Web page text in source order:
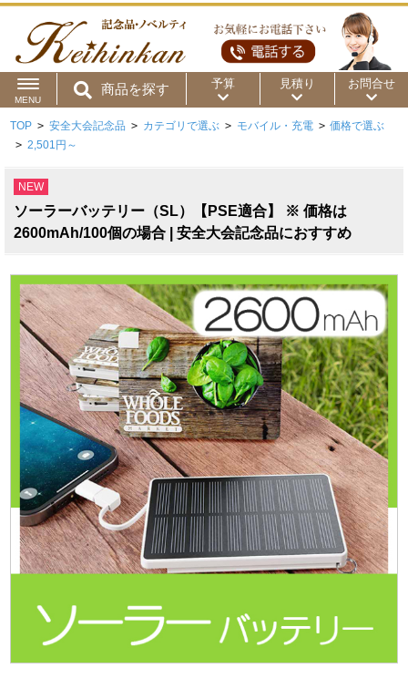
MENU
商品を探す 予算
用途から
価格帯から
～50円 ～100円 ～200円
～2,000円 ～5,000円 ～10,000円
～15,000円 ～20,000円 ～30,000円
～50,000円 50,001円～
見積り お問合せ
TOP > 安全大会記念品 > カテゴリで選ぶ > モバイル・充電 > 価格で選ぶ
> 2,501円～
NEW
ソーラーバッテリー（SL）【PSE適合】 ※ 価格は
2600mAh/100個の場合 | 安全大会記念品におすすめ